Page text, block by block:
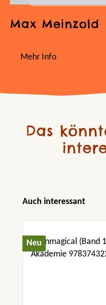
Max Meinzold
Mehr Info
Das
Produktgalerie
Auch interessant
Neu